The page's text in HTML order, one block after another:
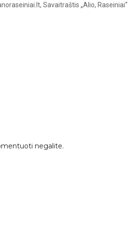
Savaitraštis „Alio, Raseiniai“
negalite.